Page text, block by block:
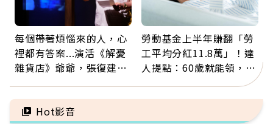
每個帶著煩惱來的人，心
裡都有答案...演活《解憂
雜貨店》爺爺，張復建：
善待自己
勞動基金上半年賺翻「勞
工平均分紅11.8萬」！達
人提點：60歲就能領，重
新就業還有隱藏版退休金
Hot影音